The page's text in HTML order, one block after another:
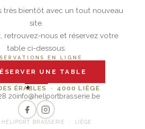
très bientôt avec un tout nouveau
site.
retrouvez-nous et réservez votre
table ci-dessous.
EN LIGNE
UNE TABLE
✦
ÉRABLES · 4000 LIÈGE
20info@heliportbrasserie.be
BRASSERIE · LIÈGE